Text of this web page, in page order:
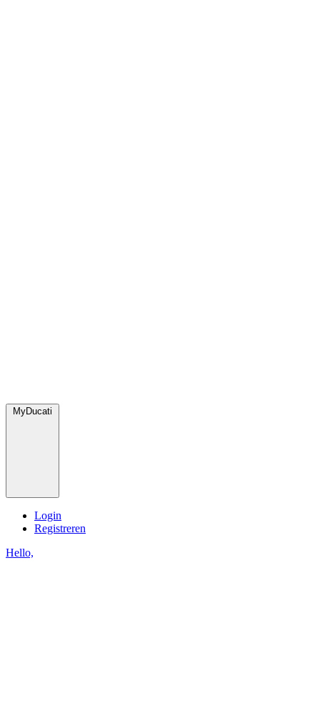
MyDucati
Login
Registreren
Hello,